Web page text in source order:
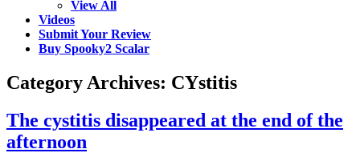
View All
Videos
Submit Your Review
Buy Spooky2 Scalar
Category Archives: CYstitis
The cystitis disappeared at the end of the
afternoon